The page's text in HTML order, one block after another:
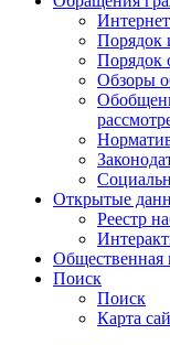
Порядок
Порядок
Обзоры
Открытые
Реестр
Общественная
Поиск
Поиск
Карта